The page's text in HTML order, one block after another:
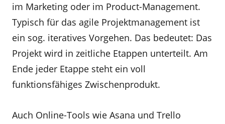
im Marketing oder im Product-Management.
Typisch für das agile Projektmanagement ist
ein sog. iteratives Vorgehen. Das bedeutet: Das
Projekt wird in zeitliche Etappen unterteilt. Am
Ende jeder Etappe steht ein voll
funktionsfähiges Zwischenprodukt.
Auch Online-Tools wie Asana und Trello